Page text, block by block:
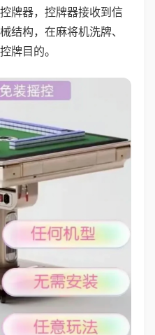
牌器，控牌器接收到信
结构，在麻将机洗牌、
牌目的。